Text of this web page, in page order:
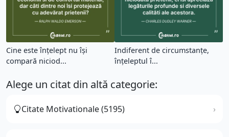
Cine este înțelept nu își
compară niciod...
Indiferent de circumstanțe,
înțeleptul î...
Alege un citat din altă categorie:
Citate Motivationale (5195)